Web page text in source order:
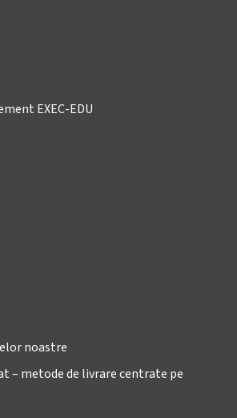
EXEC-EDU
noastre
– metode de livrare centrate pe